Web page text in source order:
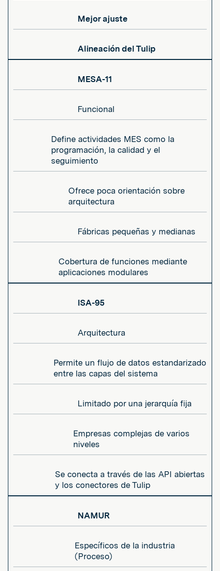
Mejor ajuste
Alineación del Tulip
MESA-11
Funcional
Define actividades MES como la
programación, la calidad y el
seguimiento
Ofrece poca orientación sobre
arquitectura
Fábricas pequeñas y medianas
Cobertura de funciones mediante
aplicaciones modulares
ISA-95
Arquitectura
Permite un flujo de datos estandarizado
entre las capas del sistema
Limitado por una jerarquía fija
Empresas complejas de varios
niveles
Se conecta a través de las API abiertas
y los conectores de Tulip
NAMUR
Específicos de la industria
(Proceso)